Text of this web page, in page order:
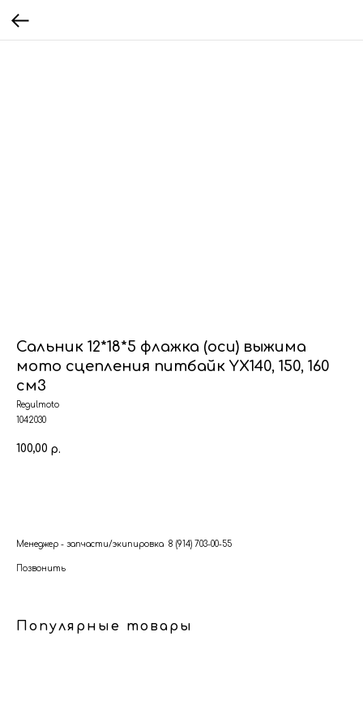
Сальник 12*18*5 флажка (оси) выжима
мото сцепления питбайк YX140, 150, 160
см3
Regulmoto
1042030
100,00 р.
Менеджер - запчасти/экипировка 8 (914) 703-00-55
Позвонить
Популярные товары